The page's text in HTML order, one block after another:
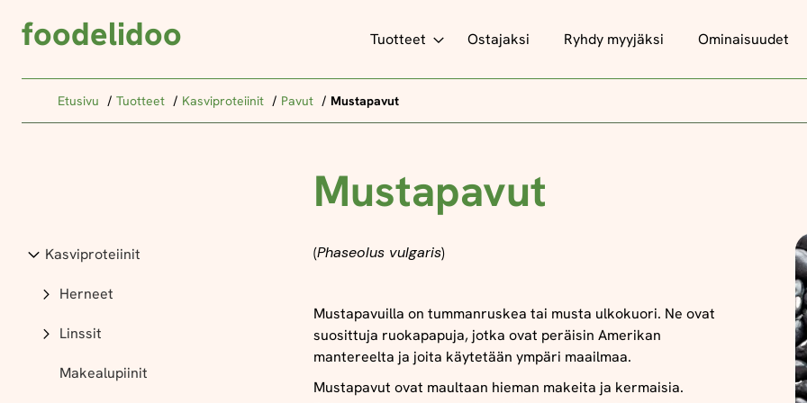
foodelidoo Tuotteet Ostajaksi Ryhdy myyjäksi Ominaisuudet
Etusivu Tuotteet Kasviproteiinit Pavut Mustapavut
Mustapavut
(Phaseolus vulgaris)
Mustapavuilla on tummanruskea tai musta ulkokuori. Ne ovat
suosittuja ruokapapuja, jotka ovat peräisin Amerikan
mantereelta ja joita käytetään ympäri maailmaa.
Mustapavut ovat maultaan hieman makeita ja kermaisia.
Kasviproteiinit
Herneet
Linssit
Makealupiinit